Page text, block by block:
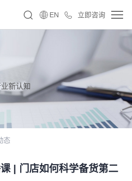
立即咨询
EN
新认知
态
| 门店如何科学备货第二